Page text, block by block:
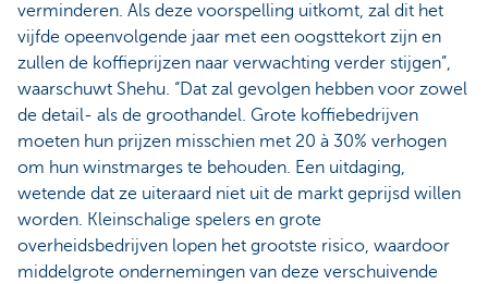
verminderen. Als deze voorspelling uitkomt, zal dit het
vijfde opeenvolgende jaar met een oogsttekort zijn en
zullen de koffieprijzen naar verwachting verder stijgen”,
waarschuwt Shehu. “Dat zal gevolgen hebben voor zowel
de detail- als de groothandel. Grote koffiebedrijven
moeten hun prijzen misschien met 20 à 30% verhogen
om hun winstmarges te behouden. Een uitdaging,
wetende dat ze uiteraard niet uit de markt geprijsd willen
worden. Kleinschalige spelers en grote
overheidsbedrijven lopen het grootste risico, waardoor
middelgrote ondernemingen van deze verschuivende